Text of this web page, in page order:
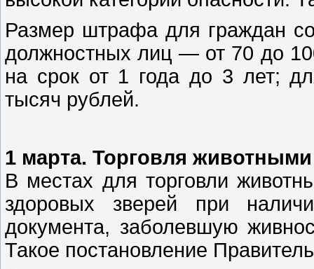
Размер штрафа для граждан
должностных лиц — от 70 до
на срок от 1 года до 3 лет;
тысяч рублей.
1 марта. Торговля
В местах для торговли
здоровых зверей при
документа, заболевшую
Такое постановление